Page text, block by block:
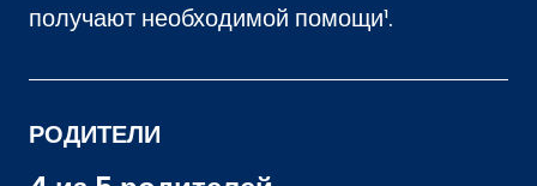
получают необходимой помощи¹.
РОДИТЕЛИ